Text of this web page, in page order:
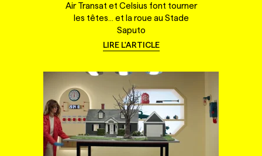
Air Transat et Celsius font tourner
les têtes... et la roue au Stade
Saputo
LIRE L'ARTICLE